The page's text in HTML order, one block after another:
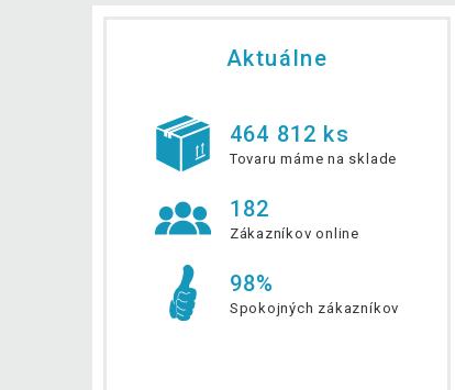
Aktuálne
464 812 ks
Tovaru máme na sklade
182
Zákazníkov online
98%
Spokojných zákazníkov